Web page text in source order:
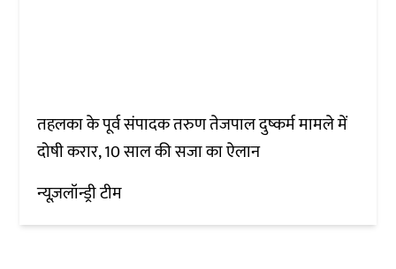
तहलका के पूर्व संपादक तरुण तेजपाल दुष्कर्म मामले में
दोषी करार, 10 साल की सजा का ऐलान
न्यूज़लॉन्ड्री टीम